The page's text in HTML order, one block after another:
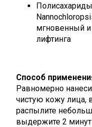
мгновенный
лифтинга
Способ
Равномерно
чистую кожу лица,
распылите
выдержите 2